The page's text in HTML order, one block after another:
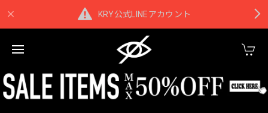
KRY公式LINEアカウント